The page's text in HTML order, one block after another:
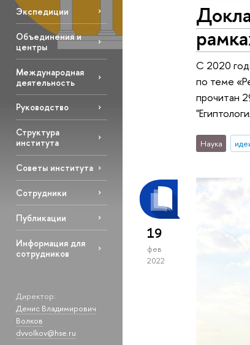
Экспедиции
Объединения и
центры
Международная
деятельность
Руководство
Структура
института
Советы института
Сотрудники
Публикации
Информация для
сотрудников
Директор:
Денис Владимирович
Волков
dvvolkov@hse.ru
С 2020
по теме
прочитан
Наука
19
фев
2022